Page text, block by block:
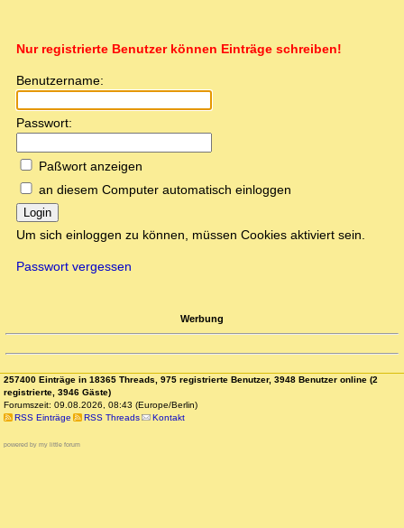
Nur registrierte Benutzer können Einträge schreiben!
Benutzername:
Passwort:
Paßwort anzeigen
an diesem Computer automatisch einloggen
Login
Um sich einloggen zu können, müssen Cookies aktiviert sein.
Passwort vergessen
Werbung
257400 Einträge in 18365 Threads, 975 registrierte Benutzer, 3948 Benutzer online (2
registrierte, 3946 Gäste)
Forumszeit: 09.08.2026, 08:43 (Europe/Berlin)
RSS Einträge
RSS Threads Kontakt
powered by my little forum